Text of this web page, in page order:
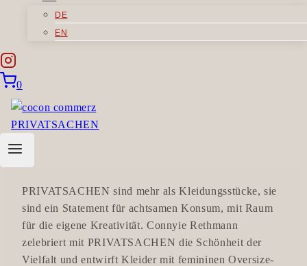
DE
EN
0
PRIVATSACHEN UND SIE
ERINNERN SICH AN DICH.
FÄRBETECHNIKEN HANDGEFÄRBT WERDEN,
VERKÖRPERT IHRE PHILOSOPHIE DER
PRIVATSACHEN sind mehr als Kleidungsstücke, sie
sind ein Statement für achtsamen Konsum, mit Raum
für die eigene Kreativität. Connyie Rethmann
zelebriert mit PRIVATSACHEN die Schönheit der
Vielfalt und entwirft Kleider mit femininen Oversize-